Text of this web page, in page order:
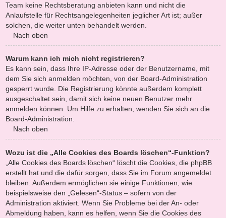
Team keine Rechtsberatung anbieten kann und nicht die
Anlaufstelle für Rechtsangelegenheiten jeglicher Art ist; außer
solchen, die weiter unten behandelt werden.
Nach oben
Warum kann ich mich nicht registrieren?
Es kann sein, dass Ihre IP-Adresse oder der Benutzername, mit
dem Sie sich anmelden möchten, von der Board-Administration
gesperrt wurde. Die Registrierung könnte außerdem komplett
ausgeschaltet sein, damit sich keine neuen Benutzer mehr
anmelden können. Um Hilfe zu erhalten, wenden Sie sich an die
Board-Administration.
Nach oben
Wozu ist die „Alle Cookies des Boards löschen“-Funktion?
„Alle Cookies des Boards löschen“ löscht die Cookies, die phpBB
erstellt hat und die dafür sorgen, dass Sie im Forum angemeldet
bleiben. Außerdem ermöglichen sie einige Funktionen, wie
beispielsweise den „Gelesen“-Status – sofern von der
Administration aktiviert. Wenn Sie Probleme bei der An- oder
Abmeldung haben, kann es helfen, wenn Sie die Cookies des